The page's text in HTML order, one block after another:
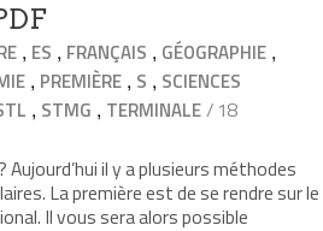
, ES , FRANÇAIS , GÉOGRAPHIE ,
, PREMIÈRE , S , SCIENCES
, STMG , TERMINALE/ 18
il y a plusieurs méthodes
La première est de se rendre sur le
Il vous sera alors possible